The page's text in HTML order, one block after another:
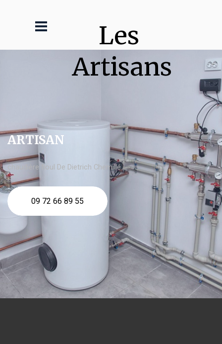
Les
Artisans
ARTISAN
chaudière fioul De Dietrich Chemillé
09 72 66 89 55